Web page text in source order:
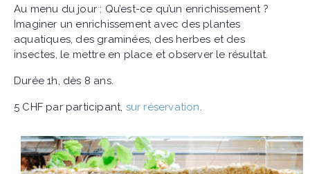
Au menu du jour : Qu’est-ce qu’un enrichissement ?
Imaginer un enrichissement avec des plantes
aquatiques, des graminées, des herbes et des
insectes, le mettre en place et observer le résultat.
Durée 1h, dès 8 ans.
5 CHF par participant, sur réservation.